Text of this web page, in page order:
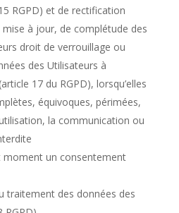
RGPD) et de rectification
mise à jour, de complétude des
droit de verrouillage ou
des Utilisateurs à
17 du RGPD), lorsqu’elles
équivoques, périmées,
la communication ou
un consentement
traitement des données des